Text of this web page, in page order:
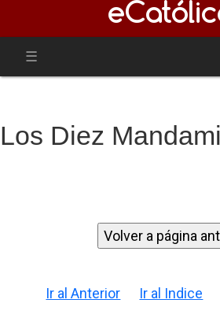
Los Diez
Ir al Anterior Ir al Indice